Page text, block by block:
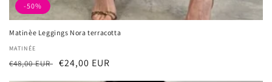
-50%
Matinèe Leggings Nora terracotta
厂
商：
MATINÉE
常
€48,00 EUR 促
€24,00 EUR